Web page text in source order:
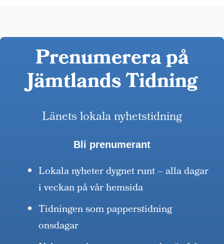
Prenumerera på
Jämtlands Tidning
Länets lokala nyhetstidning
Bli prenumerant
Lokala nyheter dygnet runt – alla dagar
i veckan på vår hemsida
Tidningen som papperstidning
onsdagar